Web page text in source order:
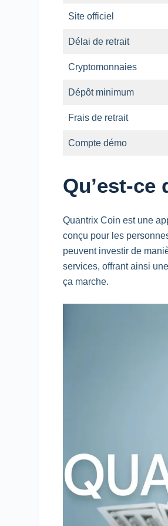
Site officiel
Délai de retrait
Cryptomonnaies
Dépôt minimum
Frais de retrait
Compte démo
Qu’est-ce
Quantrix Coin est une
conçu pour les
peuvent investir de
services, offrant ainsi
ça marche.